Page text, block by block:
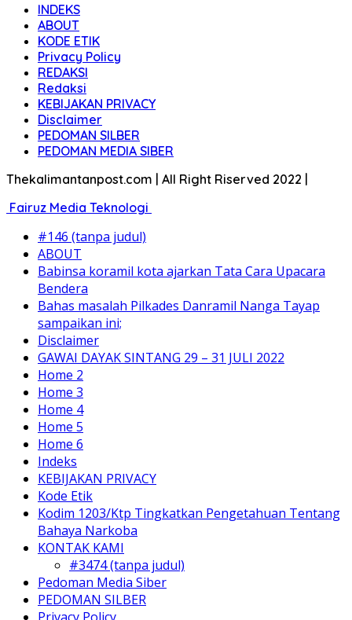
INDEKS
ABOUT
KODE ETIK
Privacy Policy
REDAKSI
Redaksi
KEBIJAKAN PRIVACY
Disclaimer
PEDOMAN SILBER
PEDOMAN MEDIA SIBER
Thekalimantanpost.com | All Right Riserved 2022 |
Fairuz Media Teknologi
#146 (tanpa judul)
ABOUT
Babinsa koramil kota ajarkan Tata Cara Upacara
Bendera
Bahas masalah Pilkades Danramil Nanga Tayap
sampaikan ini;
Disclaimer
GAWAI DAYAK SINTANG 29 – 31 JULI 2022
Home 2
Home 3
Home 4
Home 5
Home 6
Indeks
KEBIJAKAN PRIVACY
Kode Etik
Kodim 1203/Ktp Tingkatkan Pengetahuan Tentang
Bahaya Narkoba
KONTAK KAMI
#3474 (tanpa judul)
Pedoman Media Siber
PEDOMAN SILBER